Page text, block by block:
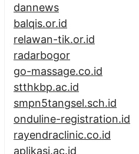
dannews
balqis.or.id
relawan-tik.or.id
radarbogor
go-massage.co.id
stthkbp.ac.id
smpn5tangsel.sch.id
onduline-registration.id
rayendraclinic.co.id
aplikasi.ac.id